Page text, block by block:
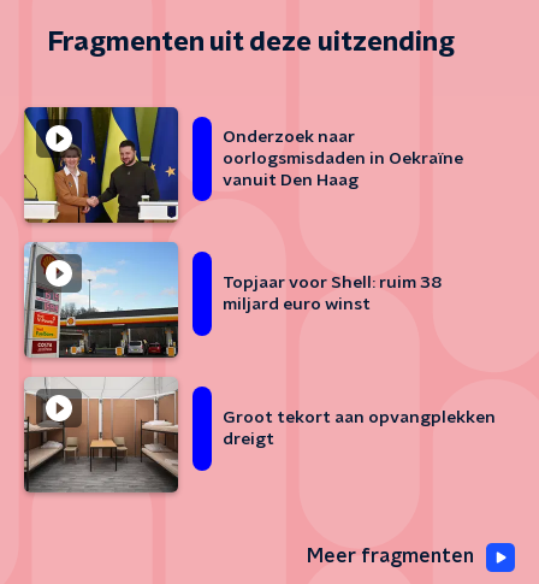
Fragmenten uit deze uitzending
Onderzoek naar
oorlogsmisdaden in Oekraïne
vanuit Den Haag
Topjaar voor Shell: ruim 38
miljard euro winst
Groot tekort aan opvangplekken
dreigt
Meer fragmenten